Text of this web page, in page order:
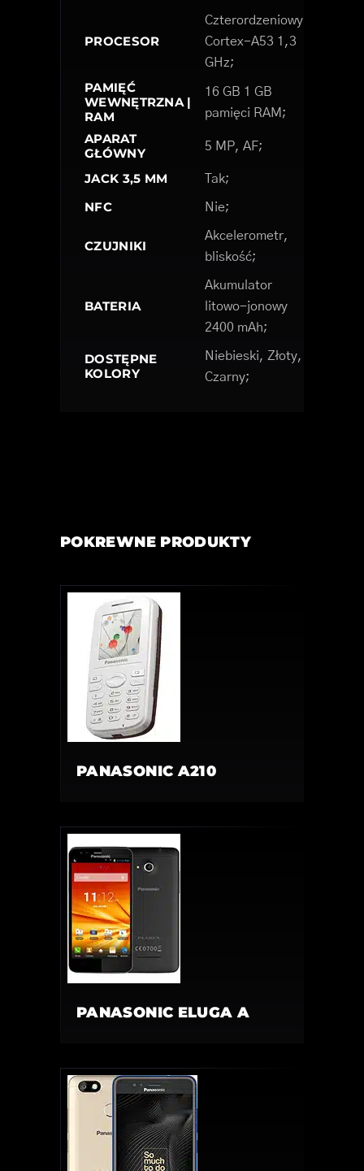
PROCESOR
Czterordzeniowy
Cortex-A53 1,3
GHz;
PAMIĘĆ
WEWNĘTRZNA |
RAM
16 GB 1 GB
pamięci RAM;
APARAT
GŁÓWNY
5 MP, AF;
JACK 3,5 MM Tak;
NFC Nie;
CZUJNIKI
Akcelerometr,
bliskość;
BATERIA
Akumulator
litowo-jonowy
2400 mAh;
DOSTĘPNE
KOLORY
Niebieski, Złoty,
Czarny;
POKREWNE PRODUKTY
PANASONIC A210
PANASONIC ELUGA A